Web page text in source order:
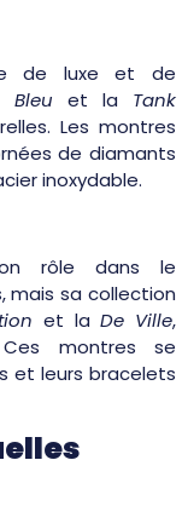
de luxe et de
Bleu et la Tank
Les montres
de diamants
inoxydable.
rôle dans le
mais sa collection
et laDe Ville,
montres se
et leurs bracelets